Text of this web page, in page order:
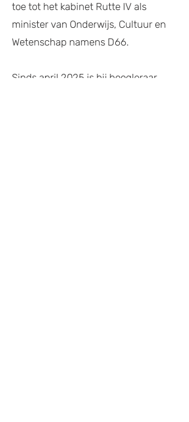
toe tot het kabinet Rutte IV als
minister van Onderwijs, Cultuur en
Wetenschap namens D66.
Sinds april 2025 is hij hoogleraar